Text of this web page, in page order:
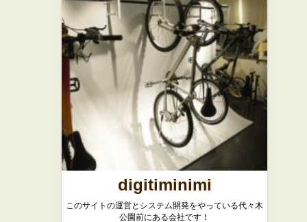
★☆☆
カフェ・喫茶店
バー・居酒屋
そじ ★★☆
らーめん屋
digitiminimi
このサイトの運営とシステム開発をやっている代々木
公園前にある会社です！